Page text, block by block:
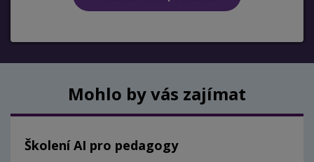
Mohlo by vás zajímat
Školení AI pro pedagogy